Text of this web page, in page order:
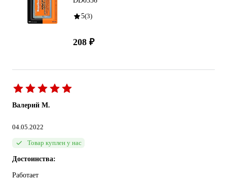
5(3)
208 ₽
Валерий М.
04.05.2022
Товар куплен у нас
Достоинства:
Работает